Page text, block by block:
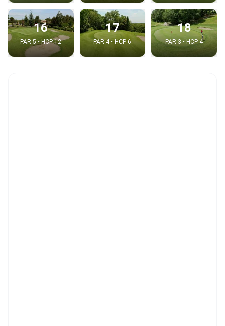
16
PAR 5 • HCP 12
17
PAR 4 • HCP 6
18
PAR 3 • HCP 4